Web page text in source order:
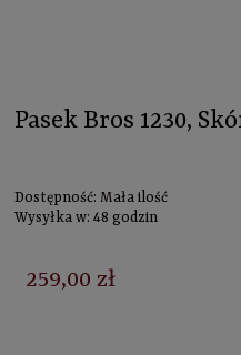
Pasek Bros 1230,
Dostępność: Mała ilość
Wysyłka w: 48 godzin
259,00 zł